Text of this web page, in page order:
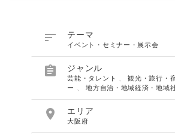
 テーマ
イベント・セミナー・展示会
 ジャンル
芸能・タレント 、観光・旅行・
ー
、地方自治・地域経済・地域
 エリア
大阪府